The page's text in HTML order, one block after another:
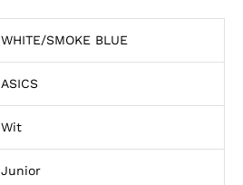
WHITE/SMOKE BLUE
ASICS
Wit
Junior